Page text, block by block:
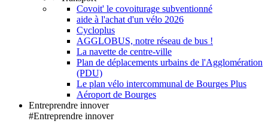
Covoit' le covoiturage subventionné
aide à l'achat d'un vélo 2026
Cycloplus
AGGLOBUS, notre réseau de bus !
La navette de centre-ville
Plan de déplacements urbains de l'Agglomération
(PDU)
Le plan vélo intercommunal de Bourges Plus
Aéroport de Bourges
Entreprendre innover
#Entreprendre innover